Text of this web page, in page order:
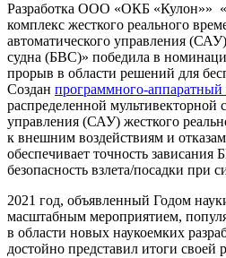
Разработка ООО «ОКБ «Кулон»»
комплекс жесткого реального
автоматического управления
судна (БВС)» победила в
прорыв в области решений для
Создан программного-аппаратный
распределенной мультивекторной
управления (САУ) жесткого
к внешним воздействиям и
обеспечивает точность зависания
безопасность взлета/посадки при
2021 год, объявленный Годом
масштабным мероприятием,
в области новых наукоемких
достойно представил итоги своей